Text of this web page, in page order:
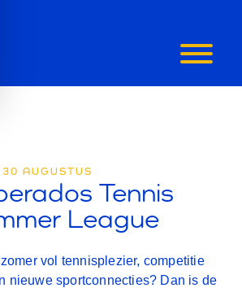
SUMMER
LEAGUE
AUGUSTUS
Tennis
League
vol tennisplezier, competitie
nieuwe sportconnecties? Dan is de